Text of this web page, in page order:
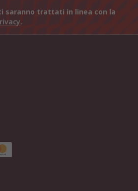
saranno trattati in linea con la
.